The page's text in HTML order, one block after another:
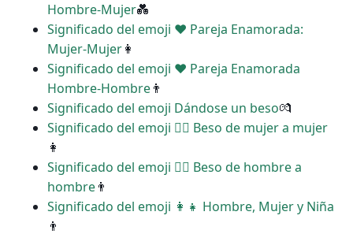
Hombre-Mujer💑
Significado del emoji ‍❤️‍ Pareja Enamorada:
Mujer-Mujer👩
Significado del emoji ‍❤️‍ Pareja Enamorada
Hombre-Hombre👨
Significado del emoji Dándose un beso💏
Significado del emoji ‍❤️‍💋‍ Beso de mujer a mujer
👩
Significado del emoji ‍❤️‍💋‍ Beso de hombre a
hombre👨
Significado del emoji ‍👩‍👧 Hombre, Mujer y Niña
👨